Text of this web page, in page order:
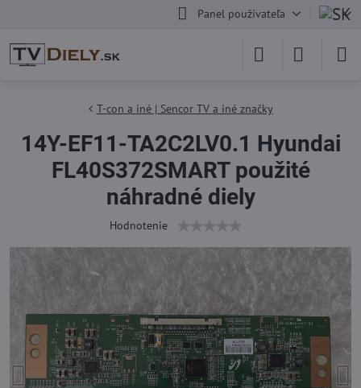
Panel používateľa
T-con a iné | Sencor TV a iné značky
14Y-EF11-TA2C2LV0.1 Hyundai
FL40S372SMART použité
náhradné diely
Hodnotenie